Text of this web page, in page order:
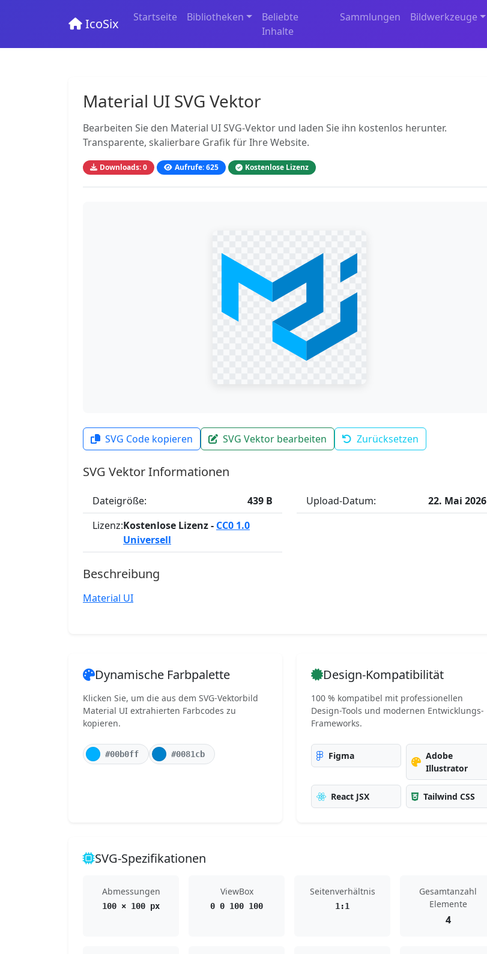
IcoSix Startseite Bibliotheken
Beliebte
Inhalte
Sammlungen Bildwerkzeuge
Material UI SVG Vektor
Bearbeiten Sie den Material UI SVG-Vektor und laden Sie ihn kostenlos herunter.
Transparente, skalierbare Grafik für Ihre Website.
Downloads: 0 Aufrufe: 625 Kostenlose Lizenz
SVG Code kopieren SVG Vektor bearbeiten Zurücksetzen
SVG Vektor Informationen
Dateigröße:
439 B
Lizenz:Kostenlose Lizenz - CC0 1.0
Universell
Upload-Datum: 22. Mai 2026
Beschreibung
Material UI
Dynamische Farbpalette
Klicken Sie, um die aus dem SVG-Vektorbild
Material UI extrahierten Farbcodes zu
kopieren.
#00b0ff #0081cb
Design-Kompatibilität
100 % kompatibel mit professionellen
Design-Tools und modernen Entwicklungs-
Frameworks.
Figma
Adobe
Illustrator
React JSX Tailwind CSS
SVG-Spezifikationen
Abmessungen
100 × 100 px
ViewBox
0 0 100 100
Seitenverhältnis
1:1
Gesamtanzahl
Elemente
4